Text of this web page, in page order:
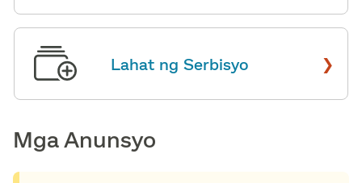
Lahat ng Serbisyo ›
Mga Anunsyo​​